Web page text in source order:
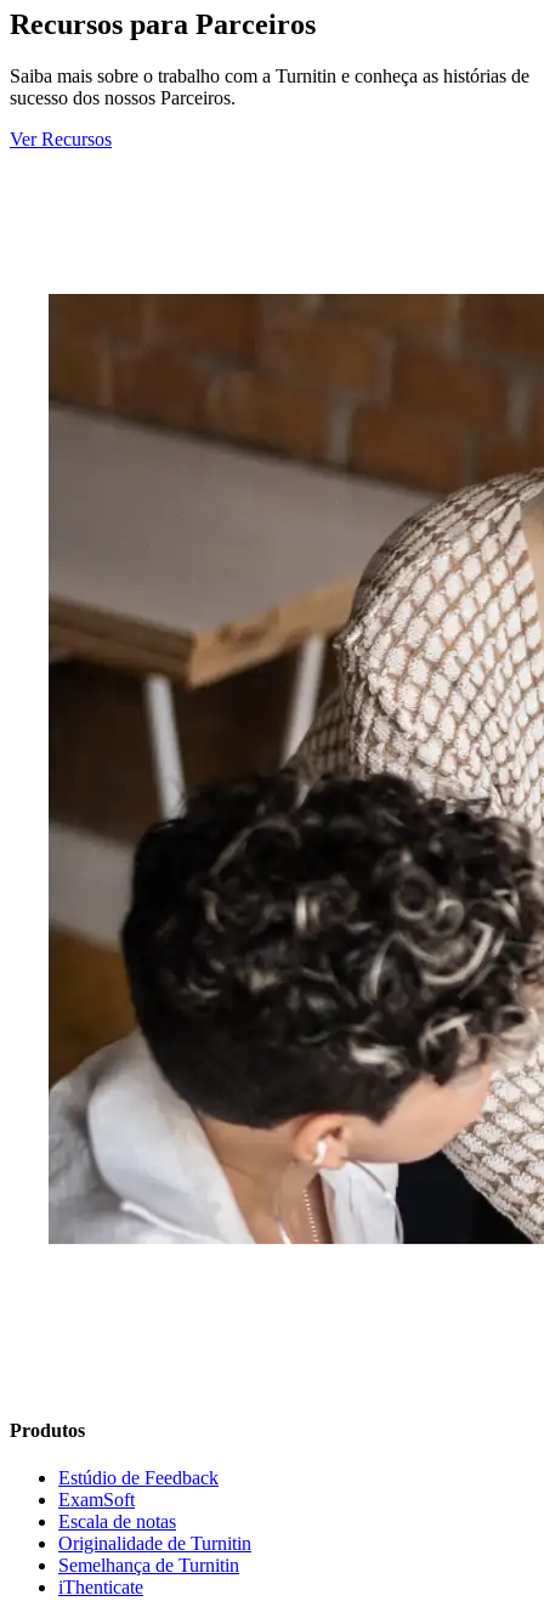
Recursos para Parceiros
Saiba mais sobre o trabalho com a Turnitin e conheça as histórias de
sucesso dos nossos Parceiros.
Ver Recursos
Produtos
Estúdio de Feedback
ExamSoft
Escala de notas
Originalidade de Turnitin
Semelhança de Turnitin
iThenticate